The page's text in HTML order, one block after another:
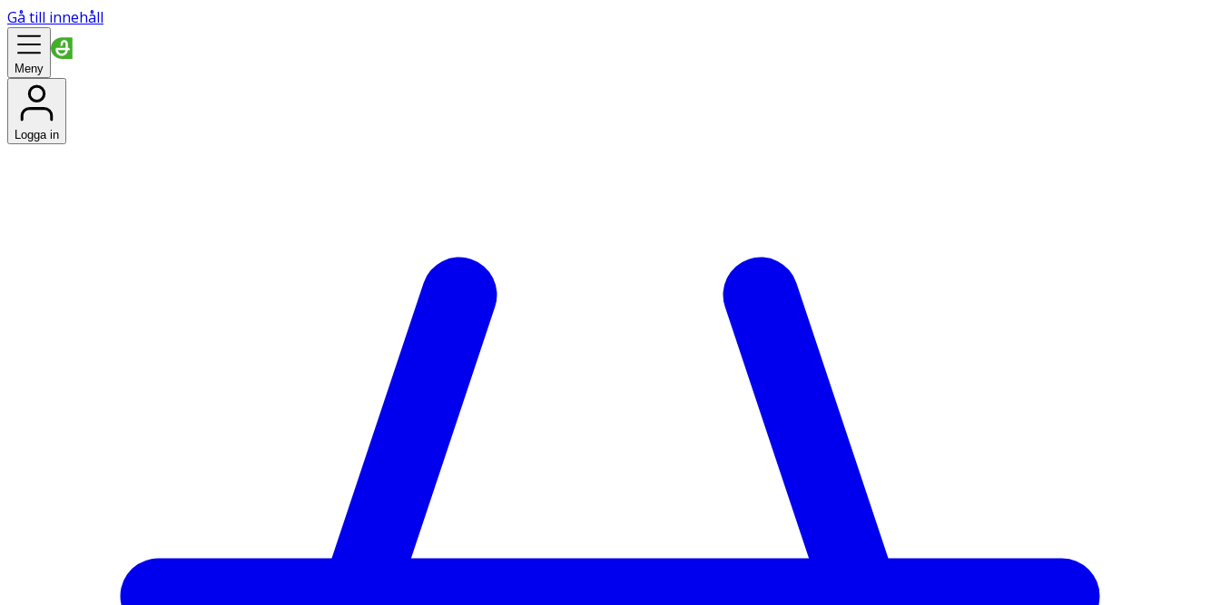
Gå till innehåll
Meny
Logga in